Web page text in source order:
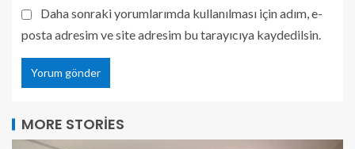
Daha sonraki yorumlarımda kullanılması için adım, e-
posta adresim ve site adresim bu tarayıcıya kaydedilsin.
MORE STORIES